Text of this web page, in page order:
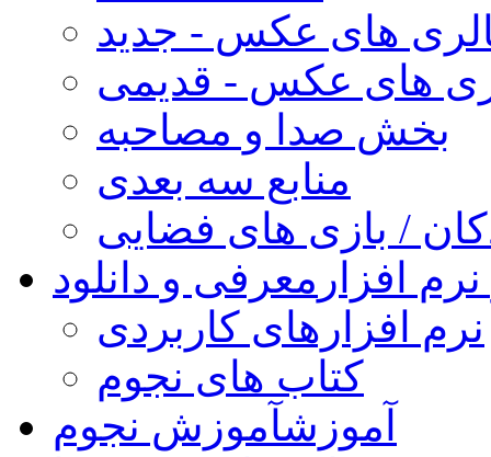
های عکس - جدید
های عکس - قدیمی
بخش صدا و مصاحبه
منابع سه بعدی
/ بازی های فضایی
افزار معرفی و دانلود
نرم افزارهای کاربردی
کتاب های نجوم
آموزشآموزش نجوم